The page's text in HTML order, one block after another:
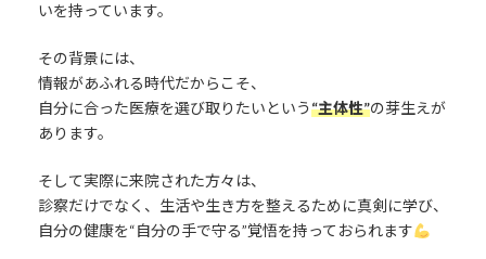
いを持っています。
その背景には、
情報があふれる時代だからこそ、
自分に合った医療を選び取りたいという“主体性”の芽生えが
あります。
そして実際に来院された方々は、
診察だけでなく、生活や生き方を整えるために真剣に学び、
自分の健康を“自分の手で守る”覚悟を持っておられます